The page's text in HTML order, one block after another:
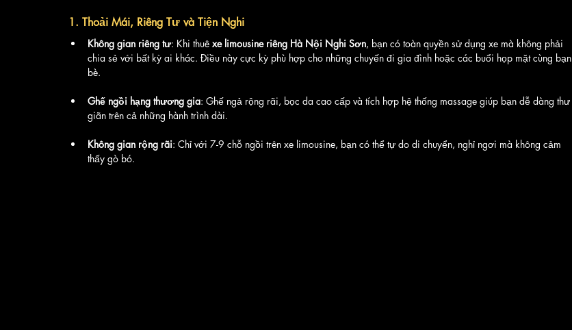
1. Thoải Mái, Riêng Tư và Tiện Nghi
Không gian riêng tư: Khi thuê xe limousine riêng Hà Nội Nghi Sơn, bạn có toàn quyền sử dụng xe mà không phải
chia sẻ với bất kỳ ai khác. Điều này cực kỳ phù hợp cho những chuyến đi gia đình hoặc các buổi họp mặt cùng bạn
bè.
Ghế ngồi hạng thương gia: Ghế ngả rộng rãi, bọc da cao cấp và tích hợp hệ thống massage giúp bạn dễ dàng thư
giãn trên cả những hành trình dài.
Không gian rộng rãi: Chỉ với 7-9 chỗ ngồi trên xe limousine, bạn có thể tự do di chuyển, nghỉ ngơi mà không cảm
thấy gò bó.